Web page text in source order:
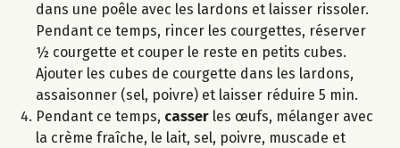
dans une poêle avec les lardons et laisser rissoler.
Pendant ce temps, rincer les courgettes, réserver
½ courgette et couper le reste en petits cubes.
Ajouter les cubes de courgette dans les lardons,
assaisonner (sel, poivre) et laisser réduire 5 min.
Pendant ce temps, casser les œufs, mélanger avec
la crème fraîche, le lait, sel, poivre, muscade et